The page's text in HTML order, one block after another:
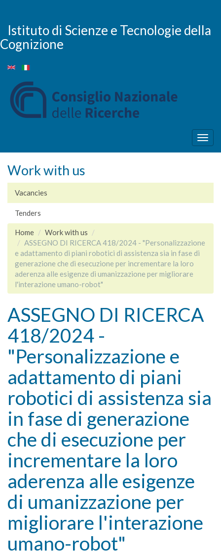
main
content
Istituto di Scienze e Tecnologie della
Cognizione
Work with us
Vacancies
Tenders
Home
Work with us
ASSEGNO DI RICERCA 418/2024 - "Personalizzazione
e adattamento di piani robotici di assistenza sia in fase di
generazione che di esecuzione per incrementare la loro
aderenza alle esigenze di umanizzazione per migliorare
l'interazione umano-robot"
ASSEGNO DI RICERCA
418/2024 -
"Personalizzazione e
adattamento di piani
robotici di assistenza sia
in fase di generazione
che di esecuzione per
incrementare la loro
aderenza alle esigenze
di umanizzazione per
migliorare l'interazione
umano-robot"